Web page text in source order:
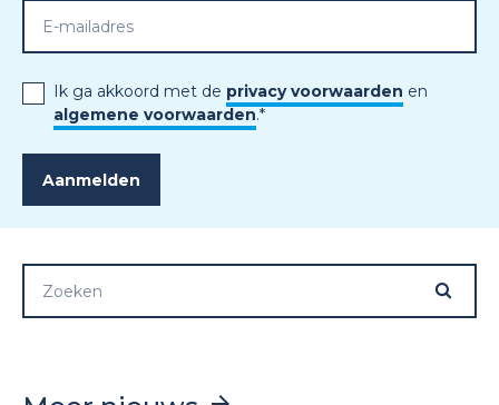
Ik ga akkoord met de privacy voorwaarden en
algemene voorwaarden.*